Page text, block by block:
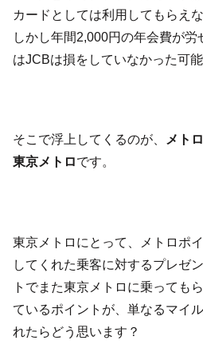
カードとしては利用してもらえ
しかし年間2,000円の年会費が
はJCBは損をしていなかった可能
そこで浮上してくるのが、
メト
東京メトロです。
東京メトロにとって、メトロポ
してくれた乗客に対するプレゼ
トでまた東京メトロに乗っても
ているポイントが、単なるマイ
れたらどう思います？